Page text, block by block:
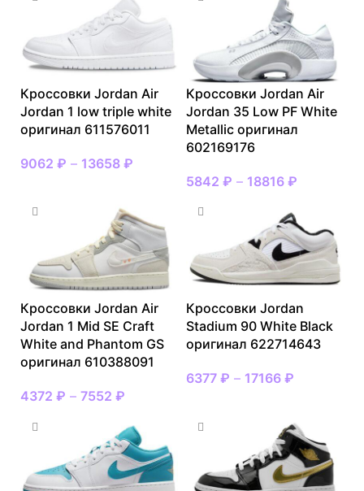
Кроссовки Jordan Air
Jordan 1 low triple white
оригинал 611576011
9062 ₽ – 13658 ₽
Кроссовки Jordan Air
Jordan 35 Low PF White
Metallic оригинал
602169176
5842 ₽ – 18816 ₽
Кроссовки Jordan Air
Jordan 1 Mid SE Craft
White and Phantom GS
оригинал 610388091
4372 ₽ – 7552 ₽
Кроссовки Jordan
Stadium 90 White Black
оригинал 622714643
6377 ₽ – 17166 ₽